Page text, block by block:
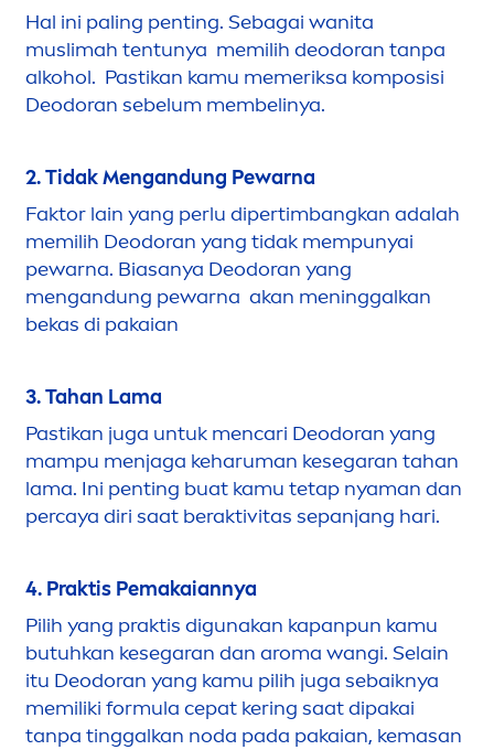
Hal ini paling penting. Sebagai wanita
muslimah tentunya memilih deodoran tanpa
alkohol. Pastikan kamu memeriksa komposisi
Deodoran sebelum membelinya.
2. TidakMengandung Pewarna
Faktor lain yang perlu dipertimbangkan adalah
memilih Deodoran yang tidak mempunyai
pewarna. Biasanya Deodoran yang
mengandung pewarna akan meninggalkan
bekas di pakaian
3. Tahan Lama
Pastikan juga untuk mencari Deodoran yang
mampu menjaga keharuman kesegaran tahan
lama. Ini penting buat kamu tetap nyaman dan
percaya diri saat beraktivitas sepanjang hari.
4. Praktis Pemakaiannya
Pilih yang praktis digunakan kapanpun kamu
butuhkan kesegaran dan aroma wangi. Selain
itu Deodoran yang kamu pilih juga sebaiknya
memiliki formula cepat kering saat dipakai
tanpa tinggalkan noda pada pakaian, kemasan